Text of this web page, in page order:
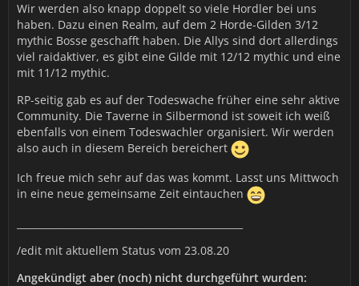
Wir werden also knapp doppelt so viele Hordler bei uns
haben. Dazu einen Realm, auf dem 2 Horde-Gilden 3/12
mythic Bosse geschafft haben. Die Allys sind dort allerdings
viel raidaktiver, es gibt eine Gilde mit 12/12 mythic und eine
mit 11/12 mythic.
RP-seitig gab es auf der Todeswache früher eine sehr aktive
Community. Die Taverne in Silbermond ist soweit ich weiß
ebenfalls von einem Todeswachler organisiert. Wir werden
also auch in diesem Bereich bereichert
Ich freue mich sehr auf das was kommt. Lasst uns Mittwoch
in eine neue gemeinsame Zeit eintauchen
/edit mit aktuellem Status vom 23.08.20
Angekündigt aber (noch) nicht durchgeführt wurden: